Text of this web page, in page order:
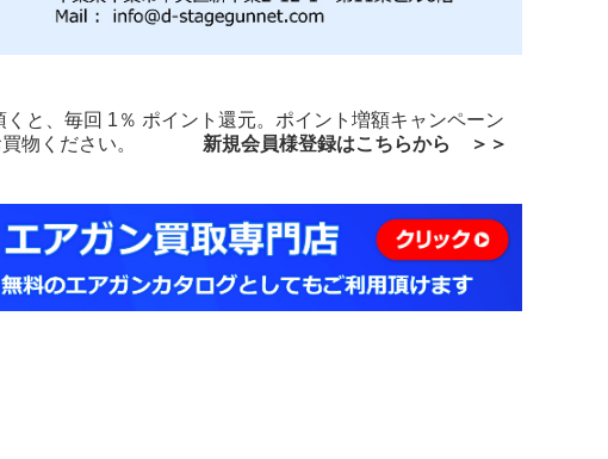
と、毎回 1％ ポイント還元。ポイント増額キャンペーン
らお買物ください。 新規会員様登録はこちらから ＞＞